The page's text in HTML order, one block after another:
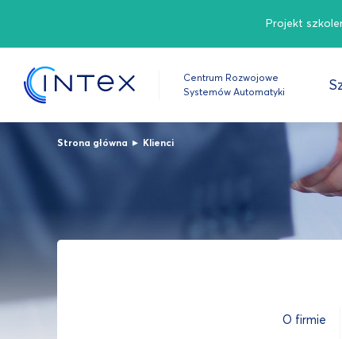
Projekt
Centrum Rozwojowe
Systemów Automatyki
Strona główna ▸ Klienci
O firmie